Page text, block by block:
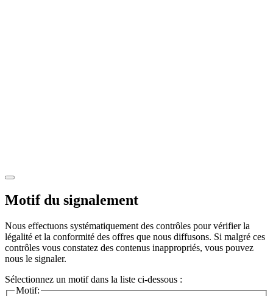
Motif du signalement
Nous effectuons systématiquement des contrôles pour vérifier la
légalité et la conformité des offres que nous diffusons. Si malgré ces
contrôles vous constatez des contenus inappropriés, vous pouvez
nous le signaler.
Sélectionnez un motif dans la liste ci-dessous :
Motif: